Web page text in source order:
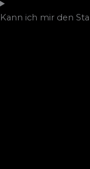
Kann ich mir den